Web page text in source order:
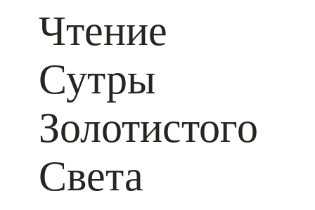
Чтение
Сутры
Золотистого
Света